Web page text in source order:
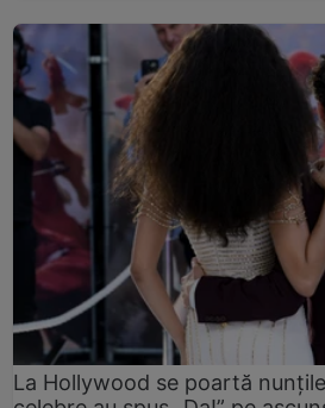
La Hollywood se poartă